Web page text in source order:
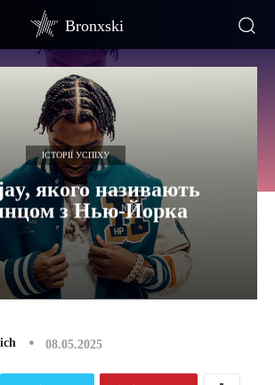
Bronxski
ІСТОРІЇ УСПІХУ
якого називають
з Нью-Йорка
08.05.2025